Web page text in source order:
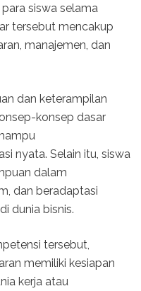
siswa selama
tersebut mencakup
manajemen, dan
dan keterampilan
konsep dasar
nyata. Selain itu, siswa
dalam
dan beradaptasi
dunia bisnis.
tersebut,
memiliki kesiapan
kerja atau